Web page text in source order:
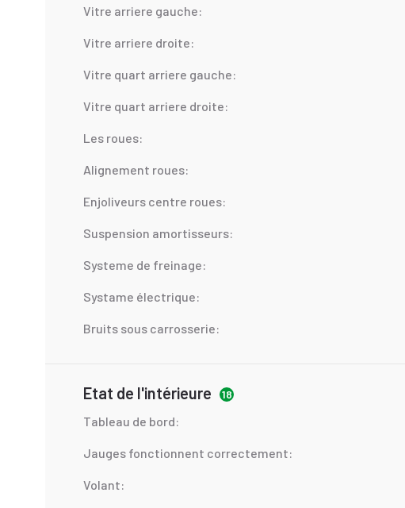
Vitre arriere gauche:
Vitre arriere droite:
Vitre quart arriere gauche:
Vitre quart arriere droite:
Les roues:
Alignement roues:
Enjoliveurs centre roues:
Suspension amortisseurs:
Systeme de freinage:
Systame électrique:
Bruits sous carrosserie:
Etat de l'intérieure 18
Tableau de bord:
Jauges fonctionnent correctement:
Volant: